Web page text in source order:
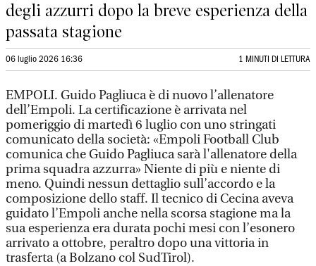
degli azzurri dopo la breve esperienza della
passata stagione
06 luglio 2026 16:36 1 MINUTI DI LETTURA
EMPOLI. Guido Pagliuca è di nuovo l’allenatore
dell’Empoli. La certificazione è arrivata nel
pomeriggio di martedì 6 luglio con uno stringati
comunicato della società: «Empoli Football Club
comunica che Guido Pagliuca sarà l'allenatore della
prima squadra azzurra» Niente di più e niente di
meno. Quindi nessun dettaglio sull’accordo e la
composizione dello staff. Il tecnico di Cecina aveva
guidato l’Empoli anche nella scorsa stagione ma la
sua esperienza era durata pochi mesi con l’esonero
arrivato a ottobre, peraltro dopo una vittoria in
trasferta (a Bolzano col SudTirol).